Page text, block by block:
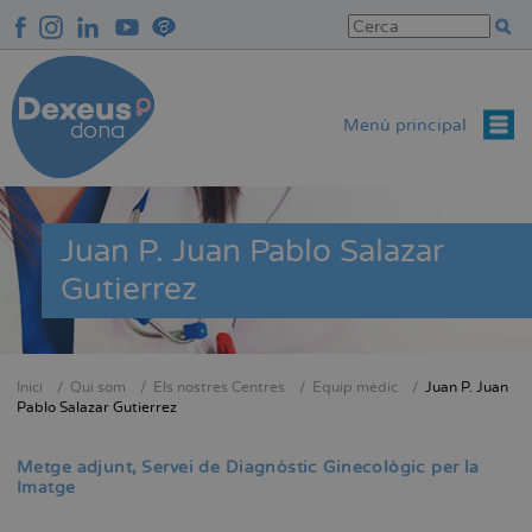
contingut
Menú principal
Juan P. Juan Pablo Salazar
Gutierrez
Fil
Inici Qui som Els nostres Centres Equip mèdic
Juan P. Juan
Pablo Salazar Gutierrez
Metge adjunt Servei de Diagnòstic Ginecològic per la
Imatge